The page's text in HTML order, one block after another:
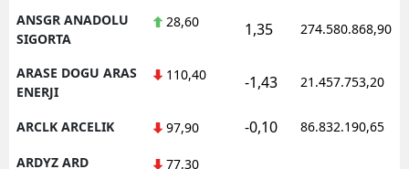
ANSGR ANADOLU
SIGORTA
28,60 1,35 274.580.868,90
ARASE DOGU ARAS
ENERJI
110,40 -1,43 21.457.753,20
ARCLK ARCELIK 97,90 -0,10 86.832.190,65
ARDYZ ARD 77,30